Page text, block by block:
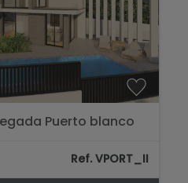
Puerto blanco
Ref. VPORT_II